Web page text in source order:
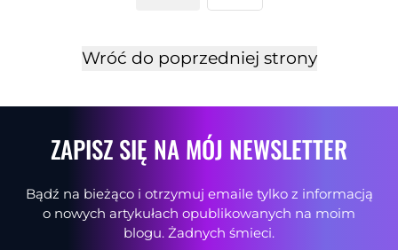
Wróć do poprzedniej strony
ZAPISZ SIĘ NA MÓJ NEWSLETTER
Bądź na bieżąco i otrzymuj emaile tylko z informacją
o nowych artykułach opublikowanych na moim
blogu. Żadnych śmieci.